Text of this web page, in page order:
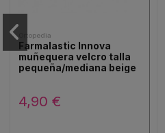
Ortopedia
Farmalastic Innova
muñequera velcro talla
pequeña/mediana beige
4,90 €